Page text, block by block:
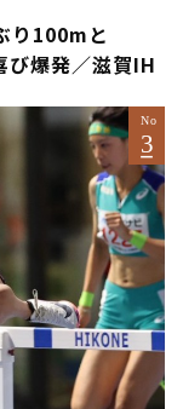
り100mと
爆発／滋賀IH